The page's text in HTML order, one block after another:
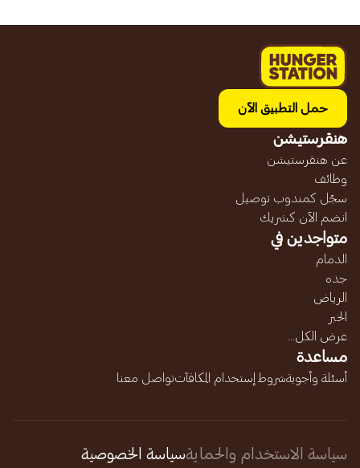
حمل التطبيق الآن
هنقرستيشن
عن هنقرستيشن
وظائف
سجّل كمندوب توصيل
انضم الآن كشريك
متواجدين في
الدمام
جده
الرياض
الخبر
عرض الكل...
مساعدة
أسئلة وأجوبةشروط إستخدام المكافآتتواصل معنا
سياسة الاستخدام والحمايةسياسة الخصوصية